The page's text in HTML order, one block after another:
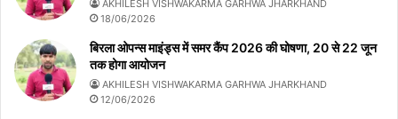
AKHILESH VISHWAKARMA GARHWA JHARKHAND
18/06/2026
बिरला ओपन्स माइंड्स में समर कैंप 2026 की घोषणा, 20 से 22 जून
तक होगा आयोजन
AKHILESH VISHWAKARMA GARHWA JHARKHAND
12/06/2026